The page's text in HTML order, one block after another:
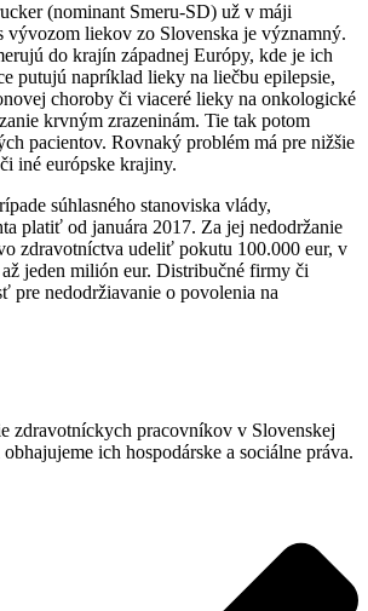
(nominant Smeru-SD) už v máji
vývozom liekov zo Slovenska je významný.
do krajín západnej Európy, kde je ich
putujú napríklad lieky na liečbu epilepsie,
choroby či viaceré lieky na onkologické
krvným zrazeninám. Tie tak potom
pacientov. Rovnaký problém má pre nižšie
iné európske krajiny.
súhlasného stanoviska vlády,
platiť od januára 2017. Za jej nedodržanie
zdravotníctva udeliť pokutu 100.000 eur, v
jeden milión eur. Distribučné firmy či
pre nedodržiavanie o povolenia na
zdravotníckych pracovníkov v Slovenskej
ich hospodárske a sociálne práva.